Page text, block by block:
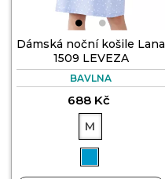
Dámská noční košile Lana
1509 LEVEZA
BAVLNA
688 Kč
M